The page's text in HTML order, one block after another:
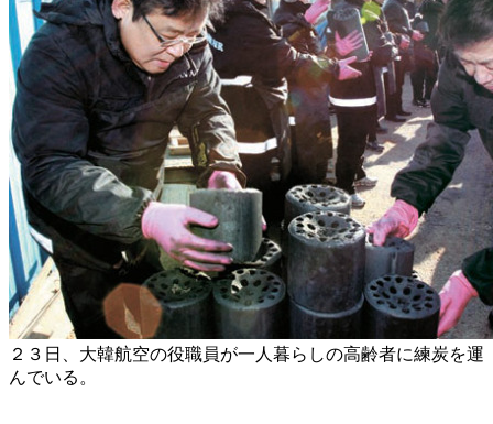
２３日、大韓航空の役職員が一人暮らしの高齢者に練炭を運
んでいる。